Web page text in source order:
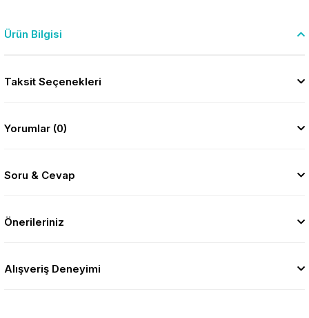
Ürün Bilgisi
Taksit Seçenekleri
Yorumlar (0)
Soru & Cevap
Önerileriniz
Alışveriş Deneyimi